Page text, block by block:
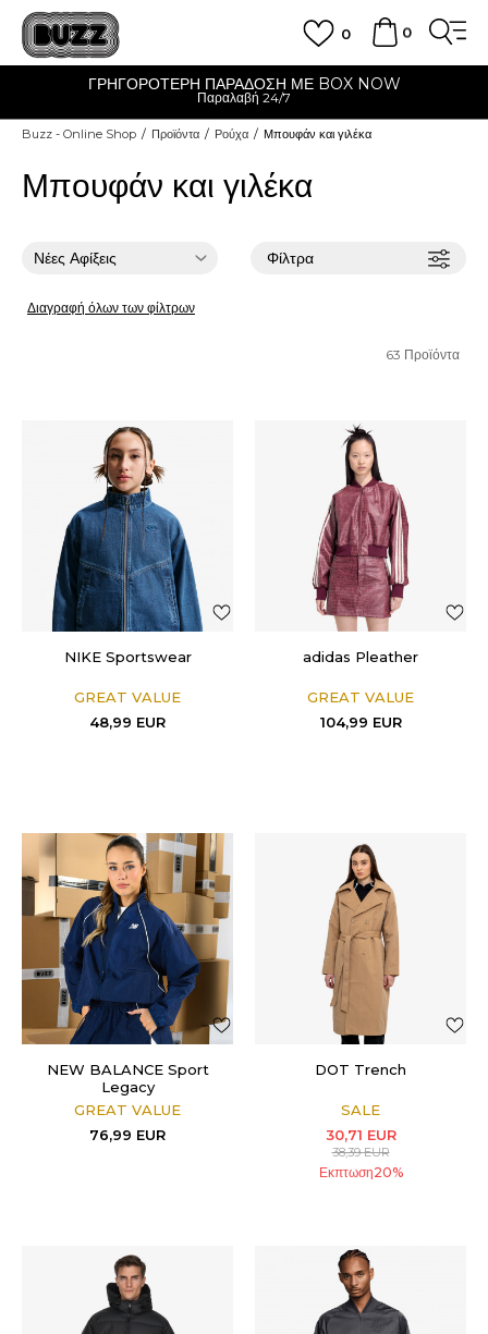
0
0
ΓΡΗΓΟΡΟΤΕΡΗ ΠΑΡΑΔΟΣΗ ΜΕ BOX NOW
Παραλαβή 24/7
Buzz - Online Shop Προϊόντα Ρούχα Μπουφάν και γιλέκα
Μπουφάν και γιλέκα
Φίλτρα
Διαγραφή όλων των φίλτρων
63 Προϊόντα
NIKE Sportswear
GREAT VALUE
48,99 EUR
adidas Pleather
GREAT VALUE
104,99 EUR
NEW BALANCE Sport
Legacy
GREAT VALUE
76,99 EUR
DOT Trench
SALE
30,71 EUR
38,39EUR
Εκπτωση20%